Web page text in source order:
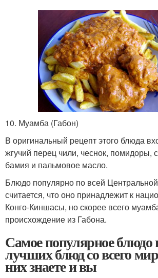
10. Муамба (Габон)
В оригинальный рецепт этого блюда
жгучий перец чили, чеснок, помидоры,
бамия и пальмовое масло.
Блюдо популярно по всей
считается, что оно принадлежит к
Конго-Киншасы, но скорее всего
происхождение из Габона.
Самое популярное блюдо
лучших блюд со всего
них знаете и вы